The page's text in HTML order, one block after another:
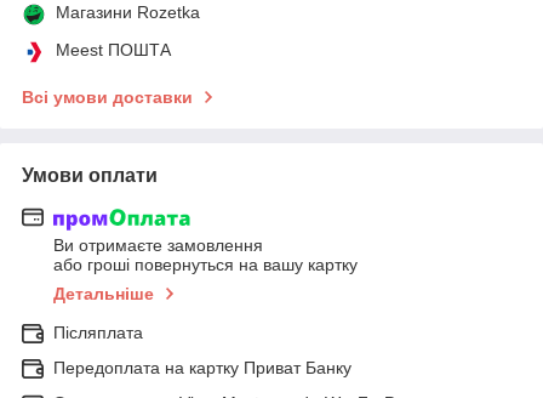
Магазини Rozetka
Meest ПОШТА
Всі умови доставки
Умови оплати
Ви отримаєте замовлення
або гроші повернуться на вашу картку
Детальніше
Післяплата
Передоплата на картку Приват Банку